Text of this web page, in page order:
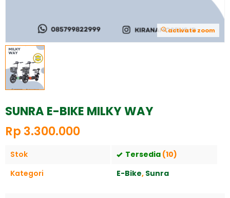
activate zoom
SUNRA E-BIKE MILKY WAY
Rp 3.300.000
Stok Tersedia (10)
Kategori
E-Bike, Sunra